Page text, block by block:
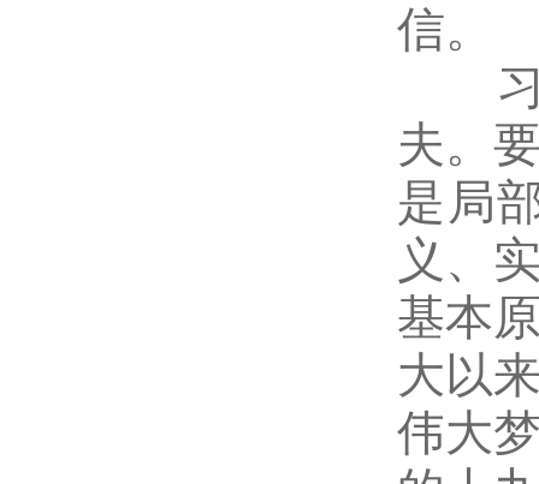
信。
习
夫。
是局
义、
基本
大以
伟大